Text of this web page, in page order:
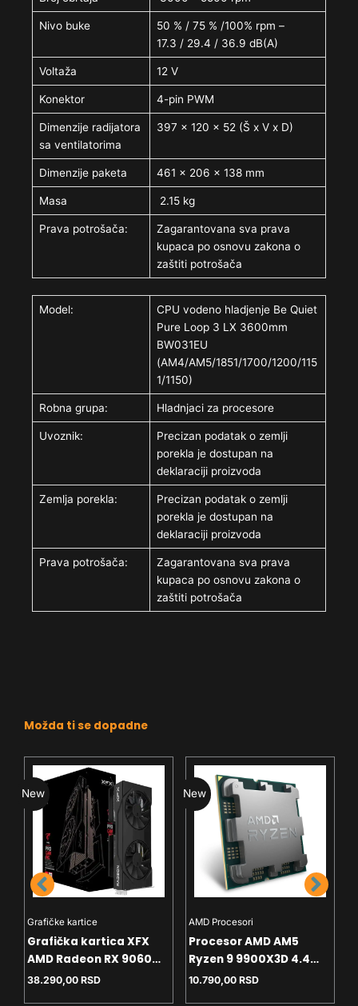
Nivo buke
50 % / 75 % /100% rpm –
17.3 / 29.4 / 36.9 dB(A)
Voltaža 12 V
Konektor 4-pin PWM
Dimenzije radijatora
sa ventilatorima
397 x 120 x 52 (Š x V x D)
Dimenzije paketa 461 x 206 x 138 mm
Masa 2.15 kg
Prava potrošača:
Zagarantovana sva prava
kupaca po osnovu zakona o
zaštiti potrošača
Model:
CPU vodeno hladjenje Be Quiet
Pure Loop 3 LX 3600mm
BW031EU
(AM4/AM5/1851/1700/1200/115
1/1150)
Robna grupa: Hladnjaci za procesore
Uvoznik:
Precizan podatak o zemlji
porekla je dostupan na
deklaraciji proizvoda
Zemlja porekla:
Precizan podatak o zemlji
porekla je dostupan na
deklaraciji proizvoda
Prava potrošača:
Zagarantovana sva prava
kupaca po osnovu zakona o
zaštiti potrošača
Možda ti se dopadne
New
Grafičke kartice
Grafička kartica XFX
AMD Radeon RX 9060
8GB SWFT Gaming
38.290,00 RSD
New
AMD Procesori
Procesor AMD AM5
Ryzen 9 9900X3D 4.4
GHz Tray
10.790,00 RSD